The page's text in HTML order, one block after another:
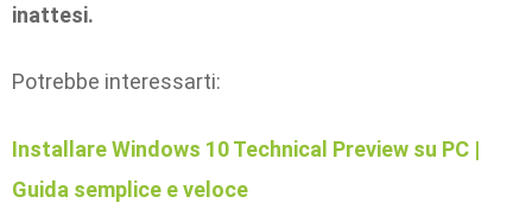
inattesi.
Potrebbe interessarti:
Installare Windows 10 Technical Preview su PC |
Guida semplice e veloce